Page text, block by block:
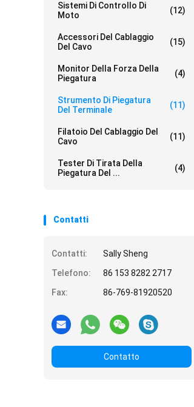
Sistemi Di Controllo Di
Moto
(12)
Accessori Del Cablaggio
Del Cavo
(15)
Monitor Della Forza Della
Piegatura
(4)
Strumento Di Piegatura
Del Terminale
(11)
Filatoio Del Cablaggio Del
Cavo
(11)
Tester Di Tirata Della
Piegatura Del ...
(4)
Contatti
Contatti:
Sally Sheng
Telefono:
86 153 8282 2717
Fax:
86-769-81920520
Contatto